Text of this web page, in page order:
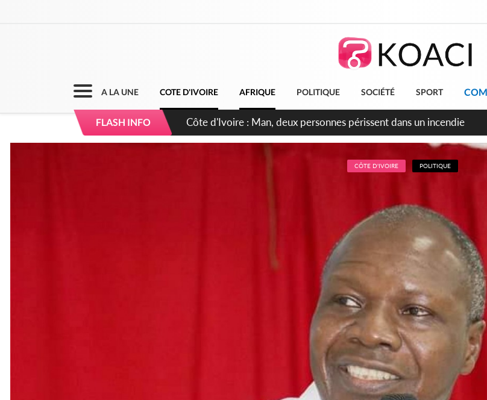
A LA UNE COTE D'IVOIRE AFRIQUE POLITIQUE SOCIÉTÉ SPORT
FLASH INFO
Côte d'Ivoire : Séileu, la célébration de la fête nationale transformée
dépigmentants dangereux
CÔTE D'IVOIRE POLITIQUE